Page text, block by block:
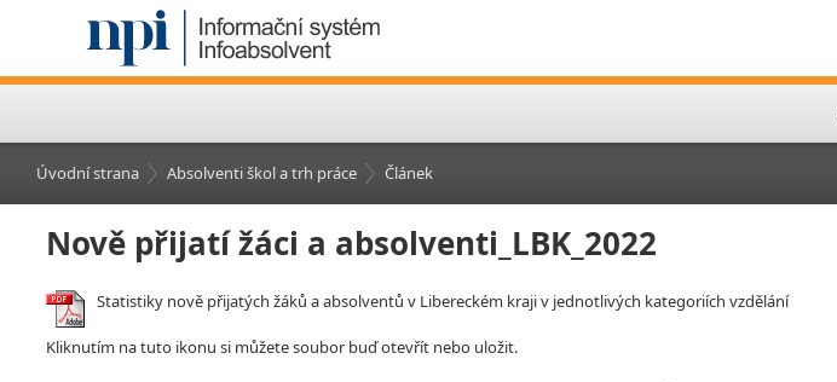
Úvodní strana Absolventi škol a trh práce Článek
Nově přijatí žáci a absolventi_LBK_2022
Statistiky nově přijatých žáků a absolventů v Libereckém kraji v jednotlivých kategoriích vzdělání
Kliknutím na tuto ikonu si můžete soubor buď otevřít nebo uložit.